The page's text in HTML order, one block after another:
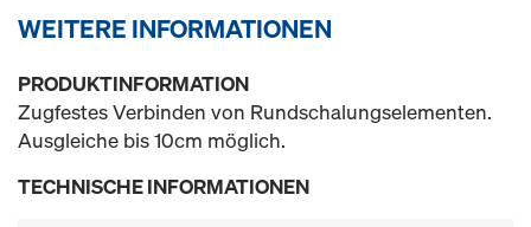
WEITERE INFORMATIONEN
PRODUKTINFORMATION
Zugfestes Verbinden von Rundschalungselementen.
Ausgleiche bis 10cm möglich.
TECHNISCHE INFORMATIONEN